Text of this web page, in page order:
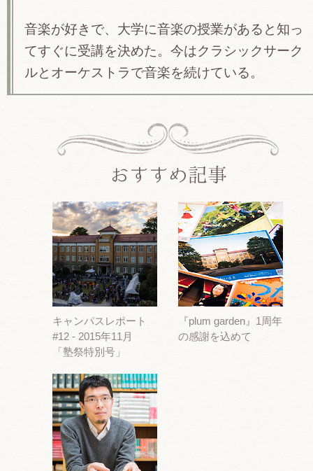
音楽が好きで、大学に音楽の授業があると知っ
てすぐに受講を決めた。今はクラシックサーク
ルとオーケストラで音楽を続けている。
キャンパスレポート
#12 - 2015年11月
「塾祭特別号」
『plum garden』1周年
の感謝を込めて